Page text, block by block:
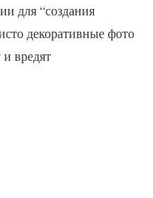
для “создания
декоративные фото
вредят